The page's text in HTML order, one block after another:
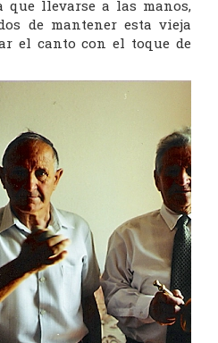
que llevarse a las manos,
de mantener esta vieja
el canto con el toque de